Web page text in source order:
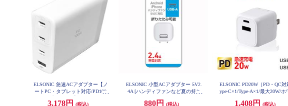
ELSONIC 急速ACアダプター【ノ
ートPC・タブレット対応/PD100
3
3,178円
(税込)
ELSONIC 小型ACアダプター 5V2.
4A [ハンディファンなど夏の持ち
A02
880円
(税込)
ELSONIC PD20W［PD・QC対
ype-C×1/Type-A×1/最大20W/ホ
1,408円
(税込)